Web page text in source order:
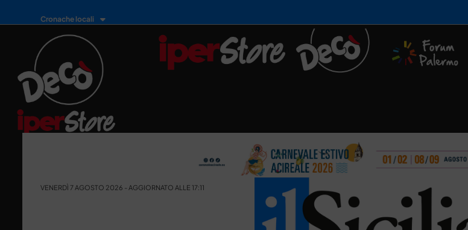
Cronache locali
VENERDÌ 7 AGOSTO 2026 - AGGIORNATO ALLE 17:11